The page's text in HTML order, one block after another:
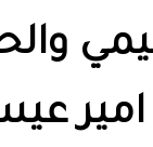
امير